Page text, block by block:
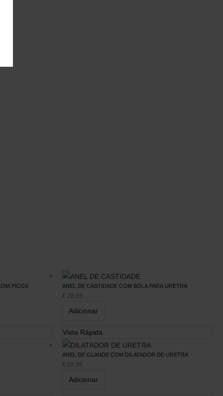
PICOS ANEL DE CASTIDADE COM BOLA PARA URETRA
€ 28,95
Adicionar
Vista Rápida
ANEL DE GLANDE COM DILATADOR DE URETRA
€ 25,95
Adicionar
SUBSCREVA A NOSSA
NEWSLETTER